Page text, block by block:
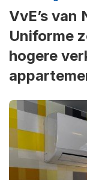
VvE’s
Uniforme
hogere